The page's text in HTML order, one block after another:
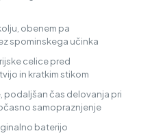
obenem pa
spominskega učinka
celice pred
in kratkim stikom
podaljšan čas delovanja pri
samopraznjenje
baterijo